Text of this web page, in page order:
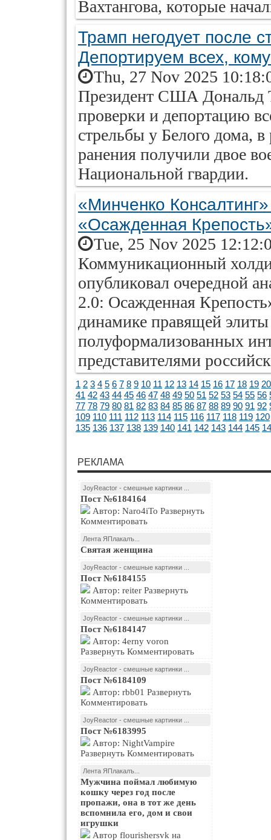
Вахтангова, которые
Трамп негодует после
Депортируем всех,
Thu, 27 Nov 2025
Президент США Дональд
проверки и депортацию
стрельбы у Белого дома, в
ранения получили двое
Национальной гвардии.
«Минченко
«Осажденная
Tue, 25 Nov 2025
Коммуникационный
опубликовал очередной
2.0: Осажденная
динамике правящей
полуформализованных
представителями
1 2 3 4 5 6 7 8 9 10 11 12 13 14 15 16 17 18 19 20
41 42 43 44 45 46 47 48 49 50 51 52 53 54 55 56
77 78 79 80 81 82 83 84 85 86 87 88 89 90 91 92
109 110 111 112 113 114 115 116 117 118 119 120
135 136 137 138 139 140 141 142 143 144 145
РЕКЛАМА
JoyReactor - смешные картинки ...
Пост №6184164
Комментировать
Лента ЯПлакалъ...
Святая женщина
JoyReactor - смешные картинки ...
Пост №6184155
Комментировать
JoyReactor - смешные картинки ...
Пост №6184147
Развернуть Комментировать
JoyReactor - смешные картинки ...
Пост №6184109
Комментировать
JoyReactor - смешные картинки ...
Пост №6183995
Развернуть Комментировать
Лента ЯПлакалъ...
Мужчина поймал любимую
кошку через год после
пропажи, она в тот же день
вспомнила его, дом и свои
игрушки